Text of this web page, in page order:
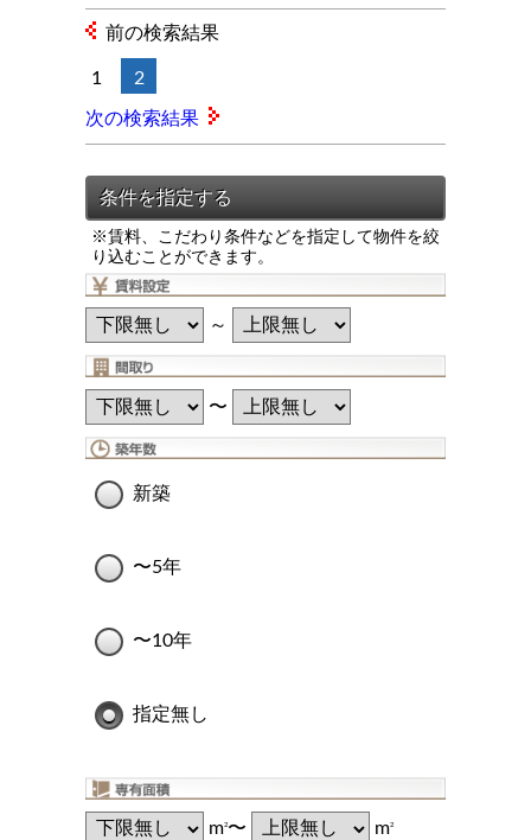
※賃料、こだわり条件などを指定して物件を絞
り込むことができます。
～
〜
新築
〜5年
〜10年
指定無し
m2〜 m2
前の検索結果
1 2
次の検索結果